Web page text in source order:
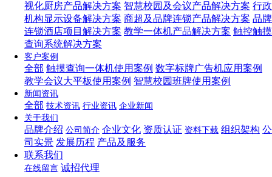
视化厨房产品解决方案 智慧校园及会议产品解决方案 行政
机构显示设备解决方案 商超及品牌连锁产品解决方案 品牌
连锁酒店项目解决方案 教学一体机产品解决方案 触控触摸
查询系统解决方案
客户案例
全部 触摸查询一体机使用案例 数字标牌广告机应用案例
教学会议大平板使用案例 智慧校园班牌使用案例
新闻资讯
全部 技术资讯 行业资讯 企业新闻
关于我们
品牌介绍 公司简介 企业文化 资质认证 资料下载 组织架构 公
司实景 发展历程 产品及服务
联系我们
在线留言 诚招代理